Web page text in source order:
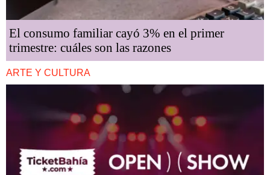
El consumo familiar cayó 3% en el primer
trimestre: cuáles son las razones
ARTE Y CULTURA